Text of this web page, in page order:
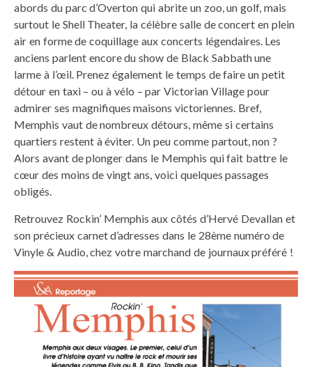
abords du parc d’Overton qui abrite un zoo, un golf, mais
surtout le Shell Theater, la célèbre salle de concert en plein
air en forme de coquillage aux concerts légendaires. Les
anciens parlent encore du show de Black Sabbath une
larme à l’œil. Prenez également le temps de faire un petit
détour en taxi – ou à vélo – par Victorian Village pour
admirer ses magnifiques maisons victoriennes. Bref,
Memphis vaut de nombreux détours, même si certains
quartiers restent à éviter. Un peu comme partout, non ?
Alors avant de plonger dans le Memphis qui fait battre le
cœur des moins de vingt ans, voici quelques passages
obligés.
Retrouvez Rockin’ Memphis aux côtés d’Hervé Devallan et
son précieux carnet d’adresses dans le 28ème numéro de
Vinyle & Audio, chez votre marchand de journaux préféré !